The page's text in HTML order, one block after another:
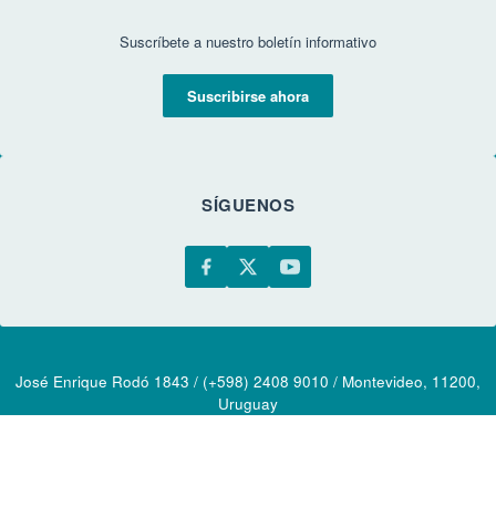
Suscríbete a nuestro boletín informativo
Suscribirse ahora
SÍGUENOS
José Enrique Rodó 1843 / (+598) 2408 9010 / Montevideo, 11200,
Uruguay